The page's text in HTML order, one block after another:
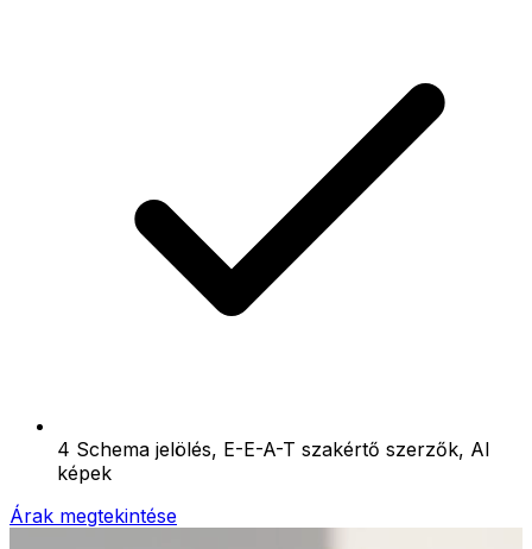
4 Schema jelölés, E-E-A-T szakértő szerzők, AI
képek
Árak megtekintése